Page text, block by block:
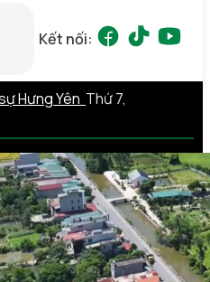
Kết nối:
Hưng Yên Thứ 7,